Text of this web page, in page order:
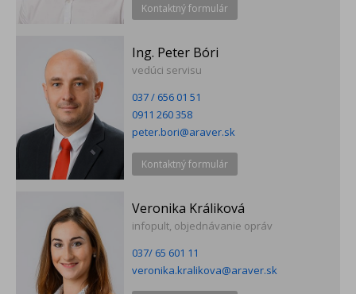
Kontaktný formulár
Ing. Peter Bóri
vedúci servisu
037 / 656 01 51
0911 260 358
peter.bori@araver.sk
Kontaktný formulár
Veronika Králiková
infopult, objednávanie opráv
037/ 65 601 11
veronika.kralikova@araver.sk